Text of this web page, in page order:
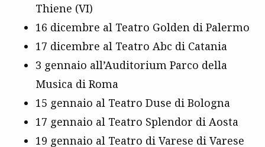
Thiene (VI)
16 dicembre al Teatro Golden di Palermo
17 dicembre al Teatro Abc di Catania
3 gennaio all’Auditorium Parco della
Musica di Roma
15 gennaio al Teatro Duse di Bologna
17 gennaio al Teatro Splendor di Aosta
19 gennaio al Teatro di Varese di Varese